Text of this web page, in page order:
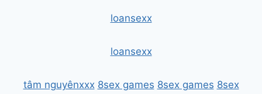
loansexx
loansexx
tâm nguyênxxx 8sex games 8sex games 8sex